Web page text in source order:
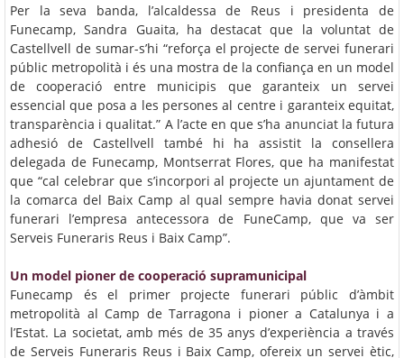
Per la seva banda, l’alcaldessa de Reus i presidenta de
Funecamp, Sandra Guaita, ha destacat que la voluntat de
Castellvell de sumar-s’hi “reforça el projecte de servei funerari
públic metropolità i és una mostra de la confiança en un model
de cooperació entre municipis que garanteix un servei
essencial que posa a les persones al centre i garanteix equitat,
transparència i qualitat.” A l’acte en que s’ha anunciat la futura
adhesió de Castellvell també hi ha assistit la consellera
delegada de Funecamp, Montserrat Flores, que ha manifestat
que “cal celebrar que s’incorpori al projecte un ajuntament de
la comarca del Baix Camp al qual sempre havia donat servei
funerari l’empresa antecessora de FuneCamp, que va ser
Serveis Funeraris Reus i Baix Camp”.
Un model pioner de cooperació supramunicipal
Funecamp és el primer projecte funerari públic d’àmbit
metropolità al Camp de Tarragona i pioner a Catalunya i a
l’Estat. La societat, amb més de 35 anys d’experiència a través
de Serveis Funeraris Reus i Baix Camp, ofereix un servei ètic,